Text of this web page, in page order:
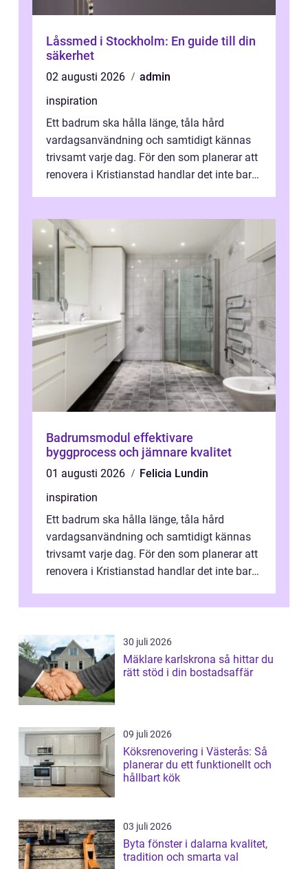
Låssmed i Stockholm: En guide till din
säkerhet
02 augusti 2026
admin
inspiration
Ett badrum ska hålla länge, tåla hård
vardagsanvändning och samtidigt kännas
trivsamt varje dag. För den som planerar att
renovera i Kristianstad handlar det inte bara
Badrumsmodul effektivare
byggprocess och jämnare kvalitet
01 augusti 2026
Felicia Lundin
inspiration
Ett badrum ska hålla länge, tåla hård
vardagsanvändning och samtidigt kännas
trivsamt varje dag. För den som planerar att
renovera i Kristianstad handlar det inte bara
30 juli 2026
Mäklare karlskrona så hittar du
rätt stöd i din bostadsaffär
09 juli 2026
Köksrenovering i Västerås: Så
planerar du ett funktionellt och
hållbart kök
03 juli 2026
Byta fönster i dalarna kvalitet,
tradition och smarta val